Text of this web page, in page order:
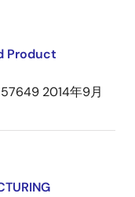
Product
57649 2014年9月